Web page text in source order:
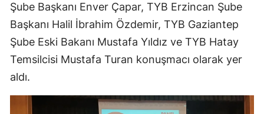
Şube Başkanı Enver Çapar, TYB Erzincan Şube
Başkanı Halil İbrahim Özdemir, TYB Gaziantep
Şube Eski Bakanı Mustafa Yıldız ve TYB Hatay
Temsilcisi Mustafa Turan konuşmacı olarak yer
aldı.